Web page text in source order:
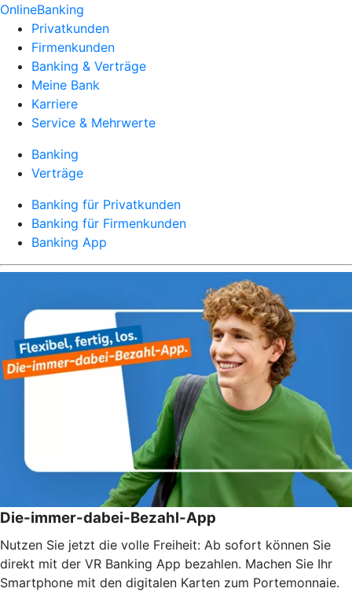
OnlineBanking
Privatkunden
Firmenkunden
Banking & Verträge
Meine Bank
Karriere
Service & Mehrwerte
Banking
Verträge
Banking für Privatkunden
Banking für Firmenkunden
Banking App
Die-immer-dabei-Bezahl-App
Nutzen Sie jetzt die volle Freiheit: Ab sofort können Sie
direkt mit der VR Banking App bezahlen. Machen Sie Ihr
Smartphone mit den digitalen Karten zum Portemonnaie.